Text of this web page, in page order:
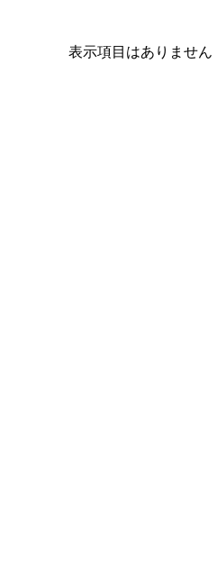
表示項目はありません